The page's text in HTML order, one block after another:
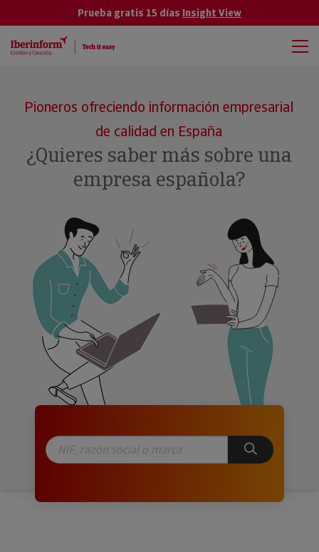
Prueba gratis 15 días Insight View
Pioneros ofreciendo información empresarial
de calidad en España
¿Quieres saber más sobre una
empresa española?